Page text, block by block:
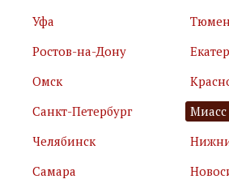
Я принимаю
условия
Я соглашаюсь сполитикой
Подписаться
Уфа
Ростов-на-Дону
Омск
Санкт-Петербург
Миасс
Челябинск
Самара